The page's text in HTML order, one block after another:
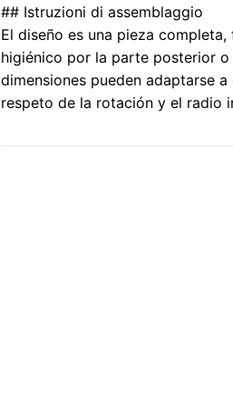
## Istruzioni di assemblaggio
El diseño es una pieza
higiénico por la parte posterior
dimensiones pueden adaptarse
respeto de la rotación y el radio